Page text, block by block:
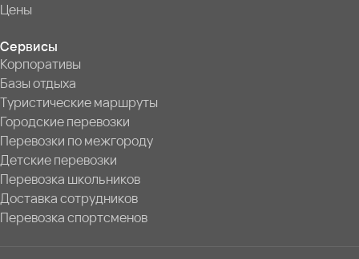
Цены
Сервисы
Корпоративы
Базы отдыха
Туристические маршруты
Городские перевозки
Перевозки по межгороду
Детские перевозки
Перевозка школьников
Доставка сотрудников
Перевозка спортсменов